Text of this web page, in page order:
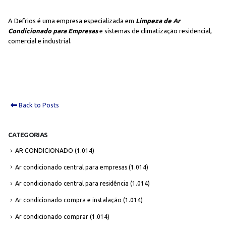
A Defrios é uma empresa especializada em Limpeza de Ar
Condicionado para Empresase sistemas de climatização residencial,
comercial e industrial.
Back to Posts
CATEGORIAS
AR CONDICIONADO (1.014)
Ar condicionado central para empresas (1.014)
Ar condicionado central para residência (1.014)
Ar condicionado compra e instalação (1.014)
Ar condicionado comprar (1.014)